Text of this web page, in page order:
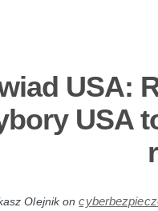
USA:
USA
Olejnikon